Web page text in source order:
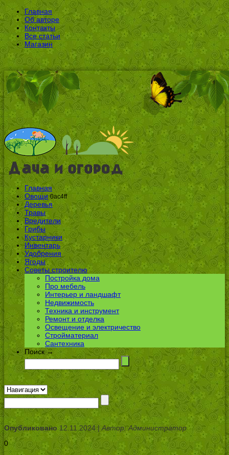
Главная
Об авторе
Контакты
Все статьи
Магазин
Главная
Овощи 0ac4ff
Деревья
Травы
Вредители
Грибы
Кустарники
Инвентарь
Удобрения
Ягоды
Советы строителю
Постройка дома
Про мебель
Интерьер и ландшафт
Недвижимость
Техника и инструмент
Ремонт и отделка
Освещение и электричество
Стройматериал
Сантехника
Поиск →
Опубликовано12.11.2024 | Автор: Администратор
0